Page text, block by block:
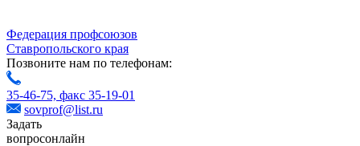
Федерация профсоюзов
Ставропольского края
Позвоните нам по телефонам:
35-46-75, факс 35-19-01
sovprof@list.ru
Задать
вопросонлайн